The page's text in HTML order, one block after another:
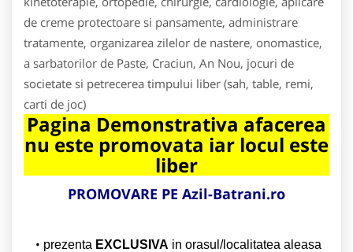
de creme protectoare si pansamente, administrare
tratamente, organizarea zilelor de nastere, onomastice,
a sarbatorilor de Paste, Craciun, An Nou, jocuri de
societate si petrecerea timpului liber (sah, table, remi,
carti de joc)
Pagina Demonstrativa afacerea
nu este promovata iar locul este
liber
PROMOVARE PE Azil-Batrani.ro
prezenta EXCLUSIVA in orasul/localitatea aleasa